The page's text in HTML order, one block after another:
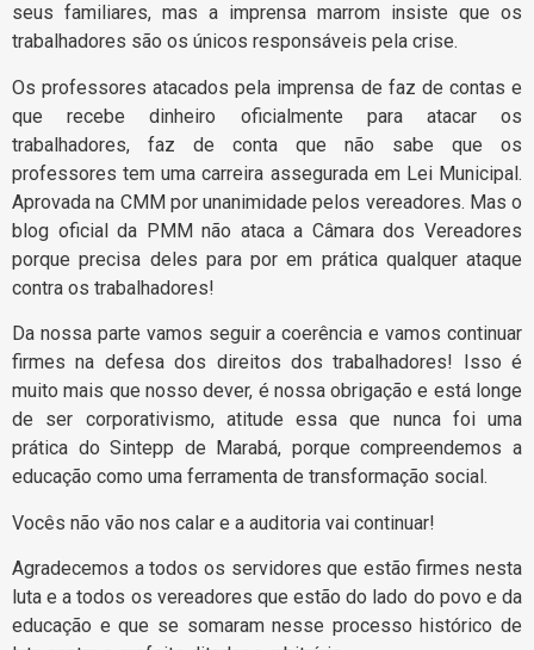
seus familiares, mas a imprensa marrom insiste que os
trabalhadores são os únicos responsáveis pela crise.
Os professores atacados pela imprensa de faz de contas e
que recebe dinheiro oficialmente para atacar os
trabalhadores, faz de conta que não sabe que os
professores tem uma carreira assegurada em Lei Municipal.
Aprovada na CMM por unanimidade pelos vereadores. Mas o
blog oficial da PMM não ataca a Câmara dos Vereadores
porque precisa deles para por em prática qualquer ataque
contra os trabalhadores!
Da nossa parte vamos seguir a coerência e vamos continuar
firmes na defesa dos direitos dos trabalhadores! Isso é
muito mais que nosso dever, é nossa obrigação e está longe
de ser corporativismo, atitude essa que nunca foi uma
prática do Sintepp de Marabá, porque compreendemos a
educação como uma ferramenta de transformação social.
Vocês não vão nos calar e a auditoria vai continuar!
Agradecemos a todos os servidores que estão firmes nesta
luta e a todos os vereadores que estão do lado do povo e da
educação e que se somaram nesse processo histórico de